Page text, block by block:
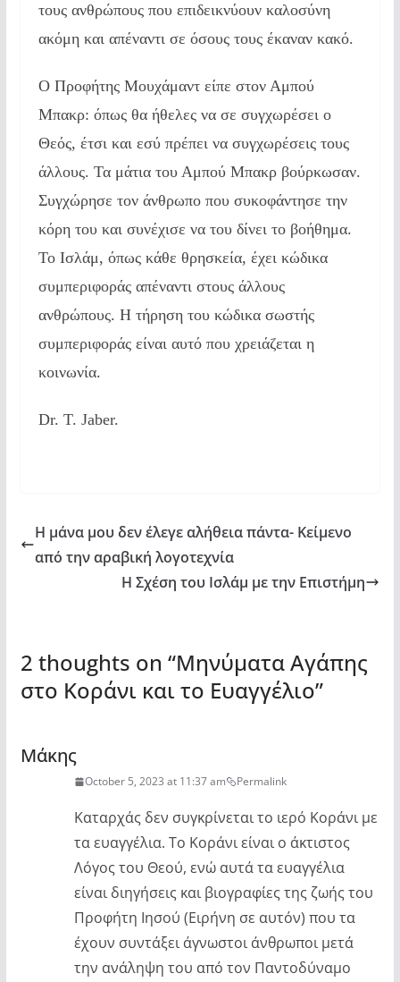
τους ανθρώπους που επιδεικνύουν καλοσύνη
ακόμη και απέναντι σε όσους τους έκαναν κακό.
Ο Προφήτης Μουχάμαντ είπε στον Αμπού
Μπακρ: όπως θα ήθελες να σε συγχωρέσει ο
Θεός, έτσι και εσύ πρέπει να συγχωρέσεις τους
άλλους. Τα μάτια του Αμπού Μπακρ βούρκωσαν.
Συγχώρησε τον άνθρωπο που συκοφάντησε την
κόρη του και συνέχισε να του δίνει το βοήθημα.
Το Ισλάμ, όπως κάθε θρησκεία, έχει κώδικα
συμπεριφοράς απέναντι στους άλλους
ανθρώπους. Η τήρηση του κώδικα σωστής
συμπεριφοράς είναι αυτό που χρειάζεται η
κοινωνία.
Dr. T. Jaber.
Η μάνα μου δεν έλεγε αλήθεια πάντα- Κείμενο
από την αραβική λογοτεχνία
Η Σχέση του Ισλάμ με την Επιστήμη
2 thoughts on “Μηνύματα Αγάπης
στο Κοράνι και το Ευαγγέλιο”
Μάκης
October 5, 2023 at 11:37 am Permalink
Καταρχάς δεν συγκρίνεται το ιερό Κοράνι με
τα ευαγγέλια. Το Κοράνι είναι ο άκτιστος
Λόγος του Θεού, ενώ αυτά τα ευαγγέλια
είναι διηγήσεις και βιογραφίες της ζωής του
Προφήτη Ιησού (Ειρήνη σε αυτόν) που τα
έχουν συντάξει άγνωστοι άνθρωποι μετά
την ανάληψη του από τον Παντοδύναμο